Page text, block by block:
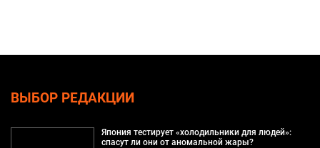
ВЫБОР РЕДАКЦИИ
Япония тестирует «холодильники для людей»:
спасут ли они от аномальной жары?